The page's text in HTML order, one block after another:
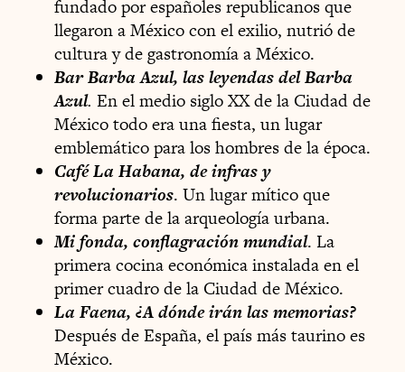
fundado por españoles republicanos que
llegaron a México con el exilio, nutrió de
cultura y de gastronomía a México.
Bar Barba Azul, las leyendas del Barba
Azul. En el medio siglo XX de la Ciudad de
México todo era una fiesta, un lugar
emblemático para los hombres de la época.
Café La Habana, de infras y
revolucionarios. Un lugar mítico que
forma parte de la arqueología urbana.
Mi fonda, conflagración mundial. La
primera cocina económica instalada en el
primer cuadro de la Ciudad de México.
La Faena, ¿A dónde irán las memorias?
Después de España, el país más taurino es
México.